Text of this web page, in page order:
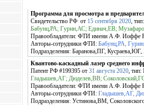
Программа для просмотра и
Свидетельство РФ от 15 сентября 2020,
Бабунц,РА; Гурин,АС; Единач,ЕВ;
Правообладатели: ФТИ имени А.Ф. Иоффе
Авторы-сотрудники ФТИ: Бабунц,РА,
Подразделения: Баранова,ПГ,
Квантово-каскадный лазер среднего
Патент РФ #199395 от 31 августа 2020, тип:
Гладышев,АГ; Дюделев,ВВ;
Правообладатели: ФТИ имени А.Ф. Иоффе
Авторы-сотрудники ФТИ: Гладышев,АГ,
Подразделения: Устинова,ВМ,